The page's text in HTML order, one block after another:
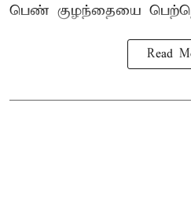
பெண் குழந்தையை
Read